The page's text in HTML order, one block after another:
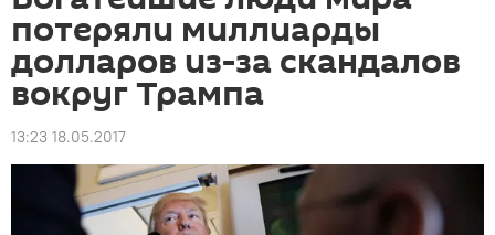
потеряли миллиарды
долларов из-за скандалов
вокруг Трампа
13:23 18.05.2017